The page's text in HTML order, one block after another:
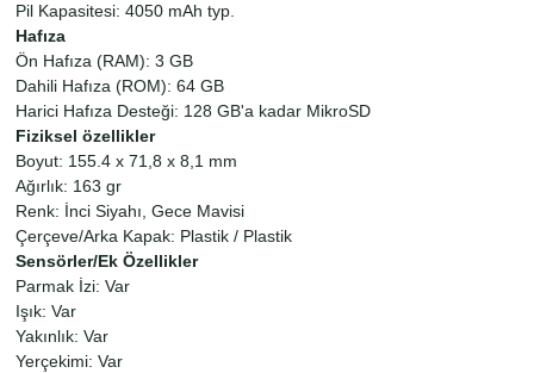
Pil Kapasitesi: 4050 mAh typ.
Hafıza
Ön Hafıza (RAM): 3 GB
Dahili Hafıza (ROM): 64 GB
Harici Hafıza Desteği: 128 GB'a kadar MikroSD
Fiziksel özellikler
Boyut: 155.4 x 71,8 x 8,1 mm
Ağırlık: 163 gr
Renk: İnci Siyahı, Gece Mavisi
Çerçeve/Arka Kapak: Plastik / Plastik
Sensörler/Ek Özellikler
Parmak İzi: Var
Işık: Var
Yakınlık: Var
Yerçekimi: Var